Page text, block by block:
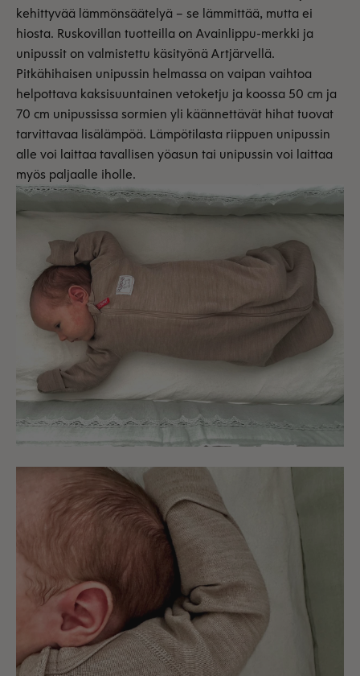
kehittyvää lämmönsäätelyä – se lämmittää, mutta ei
hiosta. Ruskovillan tuotteilla on Avainlippu-merkki ja
unipussit on valmistettu käsityönä Artjärvellä.
Pitkähihaisen unipussin helmassa on vaipan vaihtoa
helpottava kaksisuuntainen vetoketju ja koossa 50 cm ja
70 cm unipussissa sormien yli käännettävät hihat tuovat
tarvittavaa lisälämpöä. Lämpötilasta riippuen unipussin
alle voi laittaa tavallisen yöasun tai unipussin voi laittaa
myös paljaalle iholle.